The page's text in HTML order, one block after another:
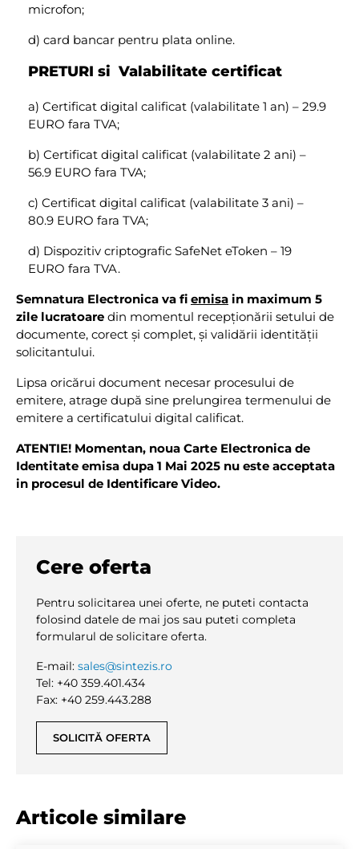
microfon;
d) card bancar pentru plata online.
PRETURI si Valabilitate certificat
a) Certificat digital calificat (valabilitate 1 an) – 29.9
EURO fara TVA;
b) Certificat digital calificat (valabilitate 2 ani) –
56.9 EURO fara TVA;
c) Certificat digital calificat (valabilitate 3 ani) –
80.9 EURO fara TVA;
d) Dispozitiv criptografic SafeNet eToken – 19
EURO fara TVA.
Semnatura Electronica va fi emisa in maximum 5
zile lucratoare din momentul recepționării setului de
documente, corect și complet, și validării identității
solicitantului.
Lipsa oricărui document necesar procesului de
emitere, atrage după sine prelungirea termenului de
emitere a certificatului digital calificat.
ATENTIE! Momentan, noua Carte Electronica de
Identitate emisa dupa 1 Mai 2025 nu este acceptata
in procesul de Identificare Video.
Cere oferta
Pentru solicitarea unei oferte, ne puteti contacta
folosind datele de mai jos sau puteti completa
formularul de solicitare oferta.
E-mail: sales@sintezis.ro
Tel: +40 359.401.434
Fax: +40 259.443.288
SOLICITĂ OFERTA
Articole similare